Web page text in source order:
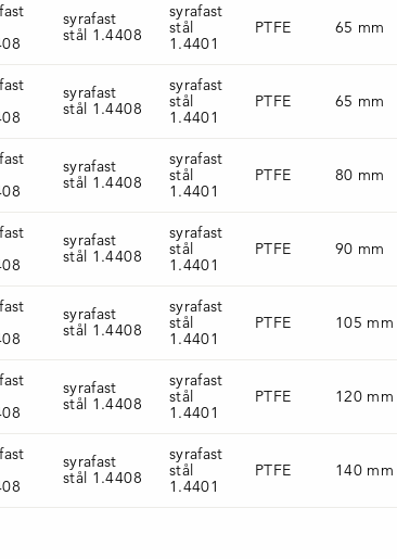
syrafast
stål 1.4408
syrafast
stål
1.4401
PTFE 65 mm
syrafast
stål 1.4408
syrafast
stål
1.4401
PTFE 65 mm
syrafast
stål 1.4408
syrafast
stål
1.4401
PTFE 80 mm
syrafast
stål 1.4408
syrafast
stål
1.4401
PTFE 90 mm
syrafast
stål 1.4408
syrafast
stål
1.4401
PTFE 105 mm
syrafast
stål 1.4408
syrafast
stål
1.4401
PTFE 120 mm
syrafast
stål 1.4408
syrafast
stål
1.4401
PTFE 140 mm